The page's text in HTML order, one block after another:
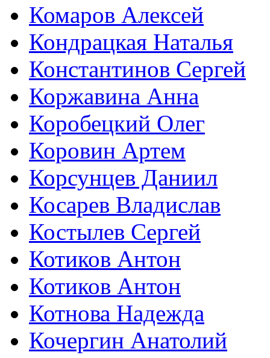
Комаров Алексей
Кондрацкая Наталья
Константинов Сергей
Коржавина Анна
Коробецкий Олег
Коровин Артем
Корсунцев Даниил
Косарев Владислав
Костылев Сергей
Котиков Антон
Котиков Антон
Котнова Надежда
Кочергин Анатолий